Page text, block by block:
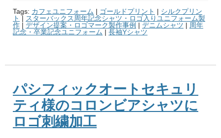
Tags: カフェユニフォーム | ゴールドプリント | シルクプリン
ト | スターバックス周年記念シャツ・ロゴ入りユニフォーム製
作 | デザイン提案・ロゴマーク製作事例 | デニムシャツ | 周年
記念・卒業記念ユニフォーム | 長袖Yシャツ
パシフィックオートセキュリ
ティ様のコロンビアシャツに
ロゴ刺繍加工